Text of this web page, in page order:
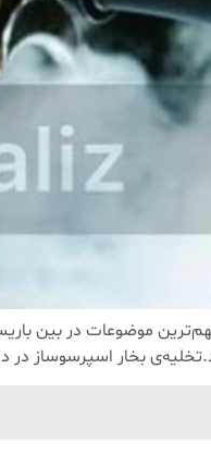
موضوعات در بین
بخار اسپرسوساز